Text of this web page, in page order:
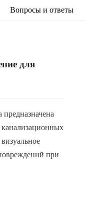
Вопросы и ответы
для
предназначена
канализационных
при